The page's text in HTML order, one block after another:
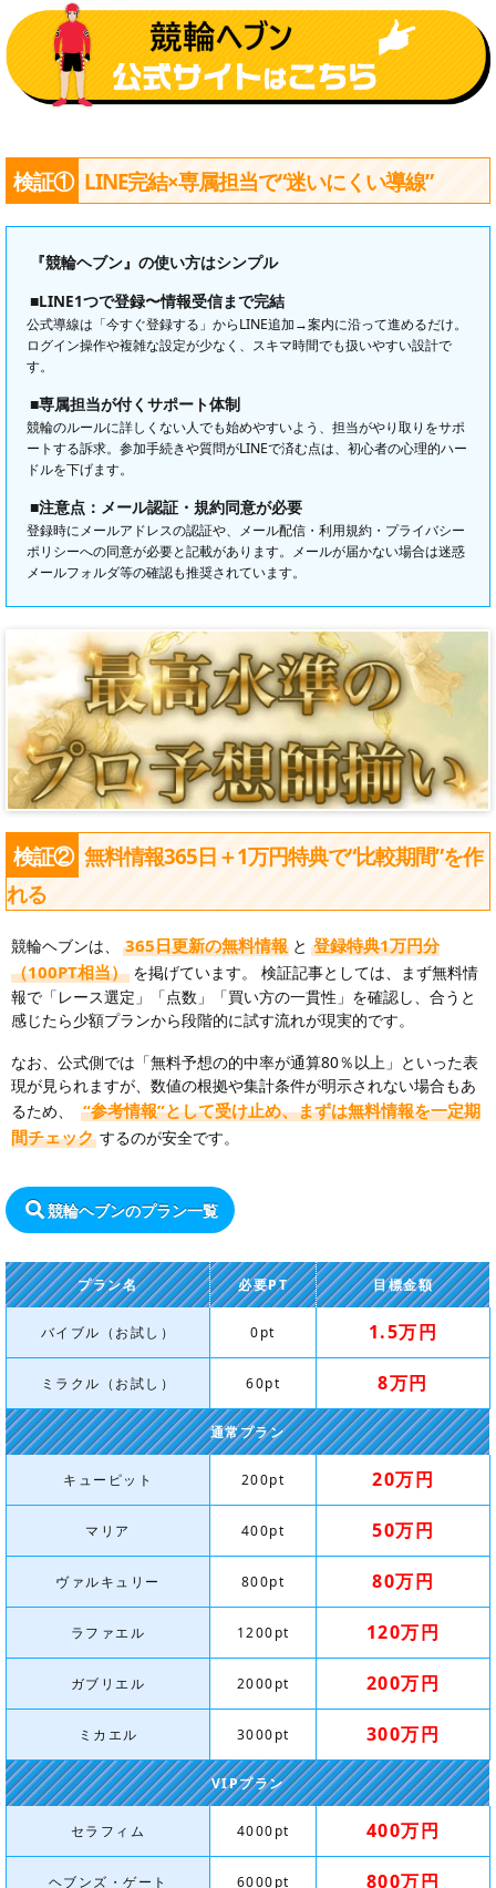
検証① LINE完結×専属担当で“迷いにくい導線”
『競輪ヘブン』の使い方はシンプル
■LINE1つで登録〜情報受信まで完結
公式導線は「今すぐ登録する」からLINE追加→案内に沿って進めるだけ。
ログイン操作や複雑な設定が少なく、スキマ時間でも扱いやすい設計で
す。
■専属担当が付くサポート体制
競輪のルールに詳しくない人でも始めやすいよう、担当がやり取りをサポ
ートする訴求。参加手続きや質問がLINEで済む点は、初心者の心理的ハー
ドルを下げます。
■注意点：メール認証・規約同意が必要
登録時にメールアドレスの認証や、メール配信・利用規約・プライバシー
ポリシーへの同意が必要と記載があります。メールが届かない場合は迷惑
メールフォルダ等の確認も推奨されています。
検証② 無料情報365日＋1万円特典で“比較期間”を作
れる
競輪ヘブンは、 365日更新の無料情報 と 登録特典1万円分
（100PT相当） を掲げています。 検証記事としては、まず無料情
報で「レース選定」「点数」「買い方の一貫性」を確認し、合うと
感じたら少額プランから段階的に試す流れが現実的です。
なお、公式側では「無料予想の的中率が通算80％以上」といった表
現が見られますが、数値の根拠や集計条件が明示されない場合もあ
るため、
“参考情報”として受け止め、まずは無料情報を一定期
間チェック するのが安全です。
競輪ヘブンのプラン一覧
プラン名 必要PT 目標金額
バイブル（お試し） 0pt 1.5万円
ミラクル（お試し） 60pt 8万円
通常プラン
キューピット 200pt 20万円
マリア 400pt 50万円
ヴァルキュリー 800pt 80万円
ラファエル 1200pt 120万円
ガブリエル 2000pt 200万円
ミカエル 3000pt 300万円
VIPプラン
セラフィム 4000pt 400万円
ヘブンズ・ゲート 6000pt 800万円